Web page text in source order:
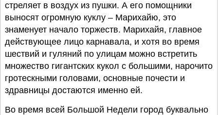
стреляет в воздух из пушки. А его помощники
выносят огромную куклу – Марихайю, это
знаменует начало торжеств. Марихайя, главное
действующее лицо карнавала, и хотя во время
шествий и гуляний по улицам можно встретить
множество гигантских кукол с большими, нарочито
гротескными головами, основные почести и
здравницы достаются именно ей.
Во время всей Большой Недели город буквально